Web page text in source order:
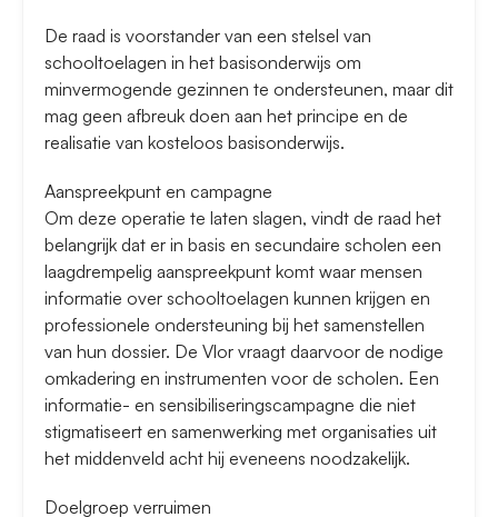
De raad is voorstander van een stelsel van
schooltoelagen in het basisonderwijs om
minvermogende gezinnen te ondersteunen, maar dit
mag geen afbreuk doen aan het principe en de
realisatie van kosteloos basisonderwijs.
Aanspreekpunt en campagne
Om deze operatie te laten slagen, vindt de raad het
belangrijk dat er in basis en secundaire scholen een
laagdrempelig aanspreekpunt komt waar mensen
informatie over schooltoelagen kunnen krijgen en
professionele ondersteuning bij het samenstellen
van hun dossier. De Vlor vraagt daarvoor de nodige
omkadering en instrumenten voor de scholen. Een
informatie- en sensibiliseringscampagne die niet
stigmatiseert en samenwerking met organisaties uit
het middenveld acht hij eveneens noodzakelijk.
Doelgroep verruimen